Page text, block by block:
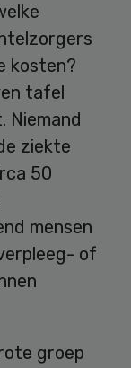
kosten?
tafel
Niemand
ziekte
50
mensen
of
groep